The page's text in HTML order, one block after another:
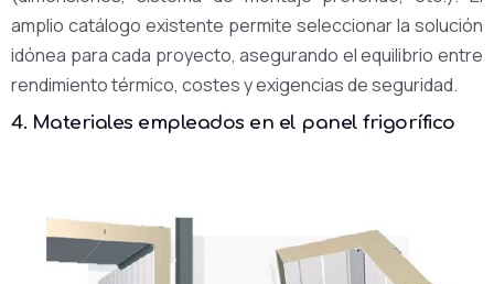
amplio catálogo existente permite seleccionar la solución
idónea para cada proyecto, asegurando el equilibrio entre
rendimiento térmico, costes y exigencias de seguridad.
4. Materiales empleados en el panel frigorífico